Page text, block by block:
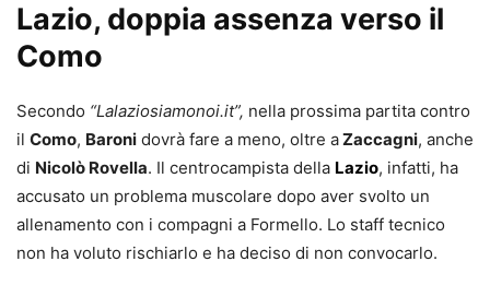
Lazio, doppia assenza verso il
Como
Secondo “Lalaziosiamonoi.it”, nella prossima partita contro
il Como, Baroni dovrà fare a meno, oltre aZaccagni, anche
di Nicolò Rovella. Il centrocampista della Lazio, infatti, ha
accusato un problema muscolare dopo aver svolto un
allenamento con i compagni a Formello. Lo staff tecnico
non ha voluto rischiarlo e ha deciso di non convocarlo.